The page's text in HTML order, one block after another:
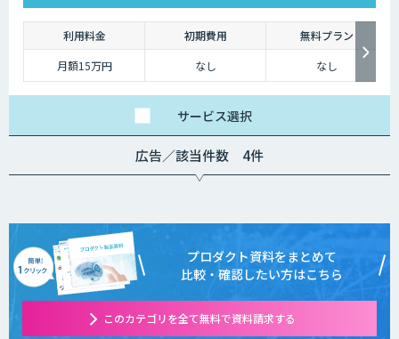
利用料金 初期費用
無料プラン
月額15万円
なし なし
サービス選択
広告／該当件数 4件
プロダクト資料をまとめて
比較・確認したい方はこちら
このカテゴリを全て無料で資料請求する